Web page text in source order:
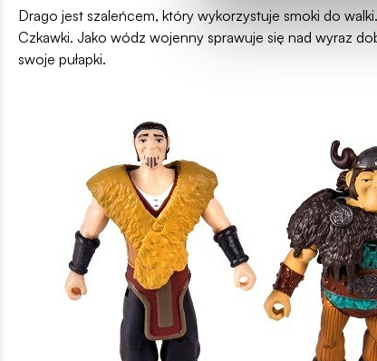
Drago jest szaleńcem, który wykorzystuje smoki do
Czkawki. Jako wódz wojenny sprawuje się nad wyraz
swoje pułapki.